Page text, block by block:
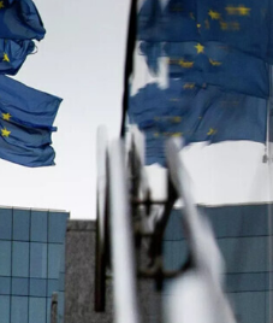
ماتفيينكو: نهج
مهدي لعريبي: الجزائر
هؤلاء ينكدون
مجلس السلام يمنح